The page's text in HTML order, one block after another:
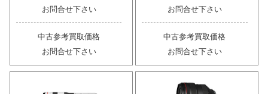
お問合せ下さい
中古参考買取価格
お問合せ下さい
お問合せ下さい
中古参考買取価格
お問合せ下さい